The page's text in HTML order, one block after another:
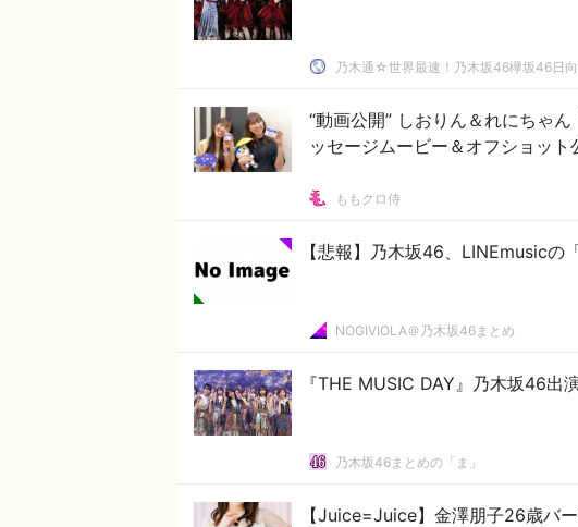
乃木通☆世界最速！乃木坂46欅坂46日
“動画公開” しおりん＆れにちゃ
ッセージムービー＆オフショット
ももクロ侍
【悲報】乃木坂46、LINEmusicの
NOGIVIOLA＠乃木坂46まとめ
『THE MUSIC DAY』乃木坂46出
乃木坂46まとめの「ま」
【Juice=Juice】金澤朋子26歳バ